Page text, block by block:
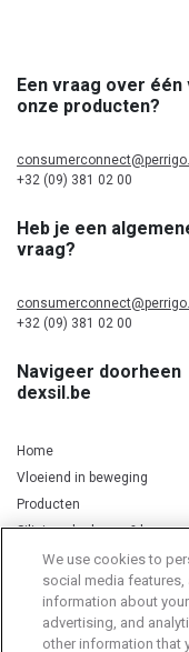
Een vraag over één
onze producten?
+32 (09) 381 02 00
Heb je een
vraag?
+32 (09) 381 02 00
Navigeer doorheen
dexsil.be
Home
Vloeiend in beweging
Producten
Silicium, kurkuma & koper
Privacy Notice Cookie
We use cookies to
social media features,
information about
advertising, and
other information that